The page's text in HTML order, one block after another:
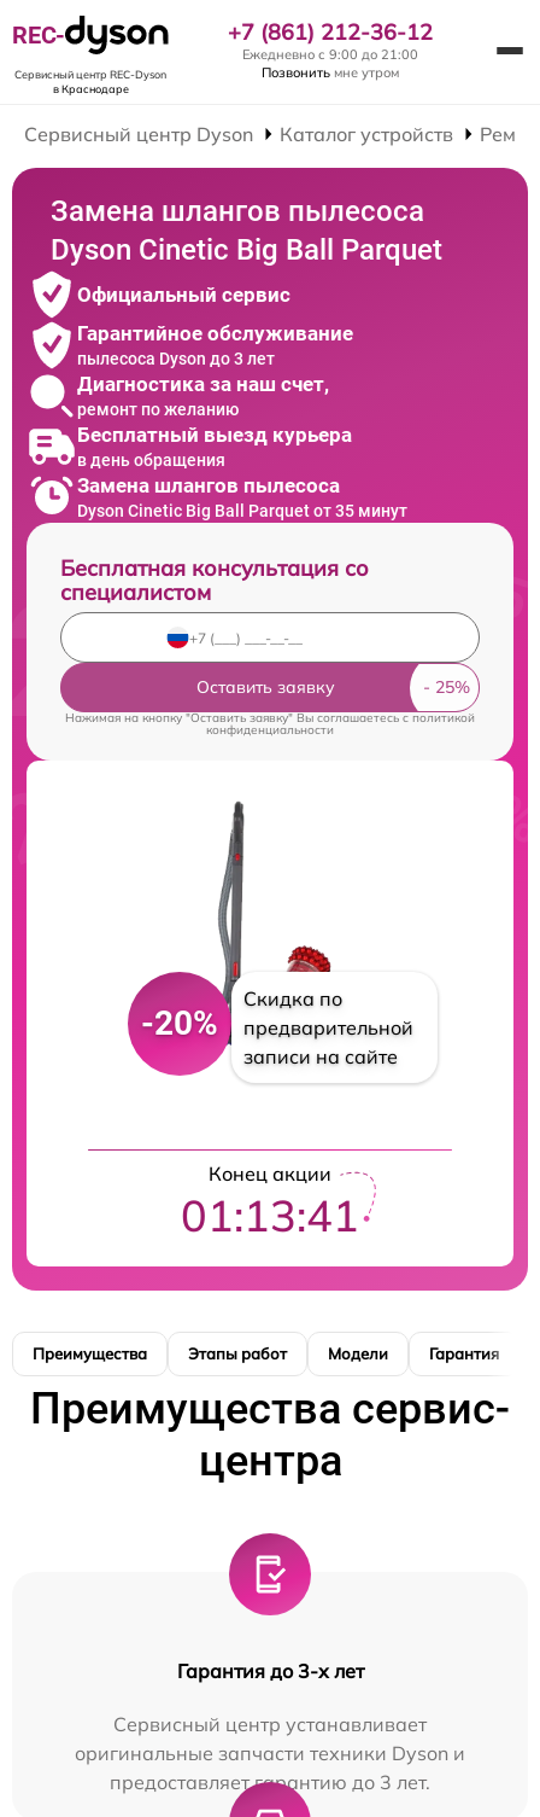
REC-
Сервисный центр REC-Dyson
в Краснодаре
+7 (861) 212-36-12
Ежедневно с 9:00 до 21:00
Позвонить мне утром
Сервисный центр Dyson Каталог устройств
Замена шлангов пылесоса
Dyson Cinetic Big Ball Parquet
Официальный сервис
Гарантийное обслуживание
пылесоса Dyson до 3 лет
Диагностика за наш счет,
ремонт по желанию
Бесплатный выезд курьера
в день обращения
Замена шлангов пылесоса
Dyson Cinetic Big Ball Parquet от 35 минут
Бесплатная консультация со
специалистом
Оставить заявку
Нажимая на кнопку "Оставить заявку" Вы соглашаетесь cполитикой
конфиденциальности
-20%
Скидка по
предварительной
записи на сайте
Конец акции
01:13:41
Преимущества Этапы работ Модели Гарантия
Преимущества сервис-
центра
Гарантия до 3-х лет
Сервисный центр устанавливает
оригинальные запчасти техники Dyson и
предоставляет гарантию до 3 лет.